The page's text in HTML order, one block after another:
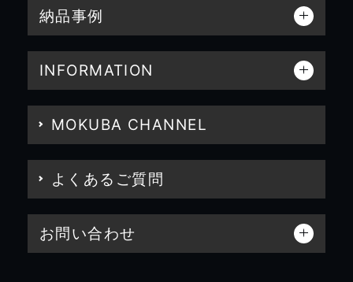
納品事例
INFORMATION
MOKUBA CHANNEL
よくあるご質問
お問い合わせ